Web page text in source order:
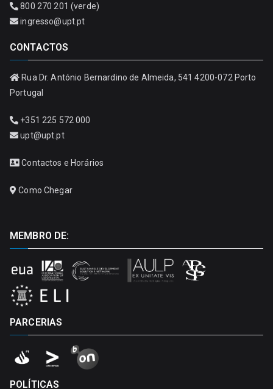
800 270 201 (verde)
ingresso@upt.pt
CONTACTOS
Rua Dr. António Bernardino de Almeida, 541 4200-072 Porto
Portugal
+351 225 572 000
upt@upt.pt
Contactos e Horários
Como Chegar
MEMBRO DE:
PARCERIAS
POLÍTICAS